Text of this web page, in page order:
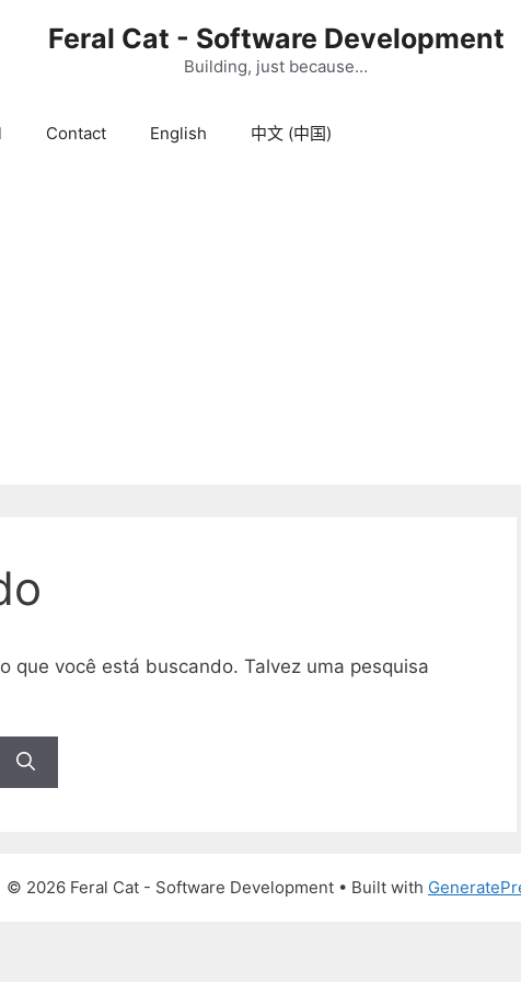
Feral Cat - Software Development
Building, just because…
Contact English 中文 (中国)
que você está buscando. Talvez uma pesquisa
© 2026 Feral Cat - Software Development • Built with